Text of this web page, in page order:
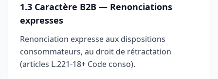
1.3 Caractère B2B — Renonciations
expresses
Renonciation expresse aux dispositions
consommateurs, au droit de rétractation
(articles L.221-18+ Code conso).